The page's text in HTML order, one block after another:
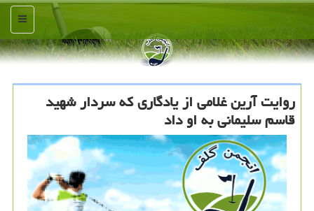
منو
روایت آرین غلامی از یادگاری كه سردار شهید
قاسم سلیمانی به او داد